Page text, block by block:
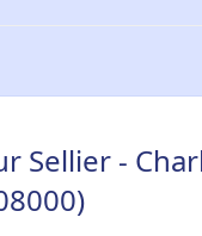
Sellier -